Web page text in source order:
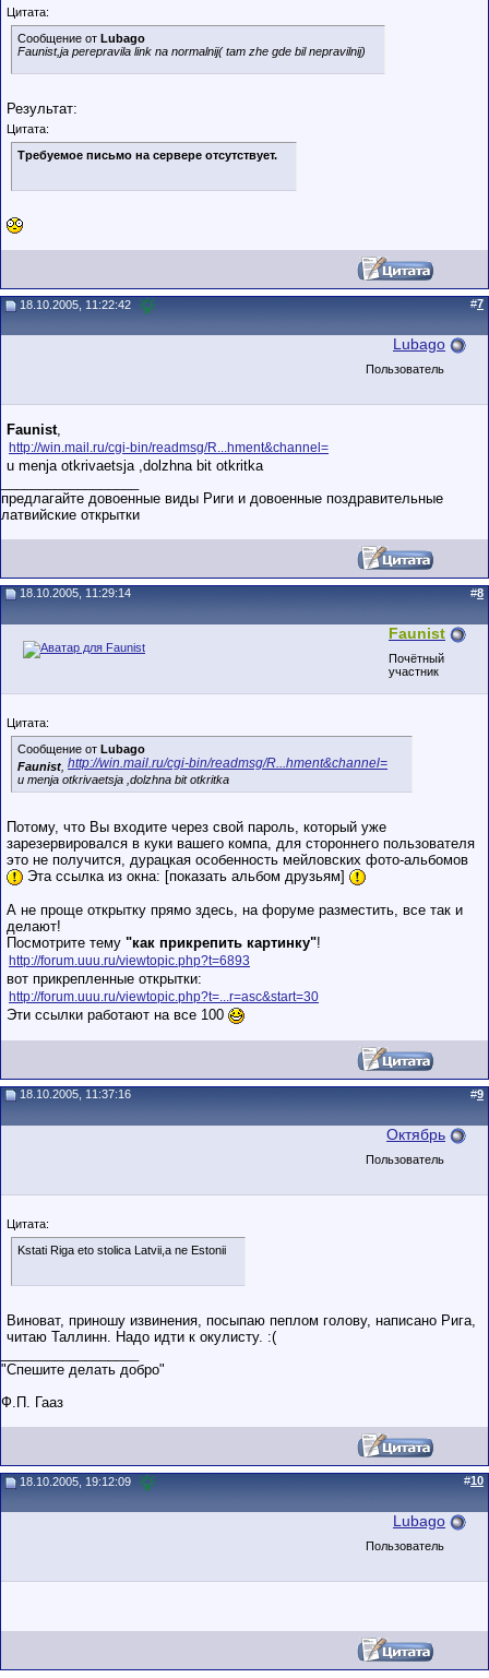
Цитата:
Сообщение от Lubago
Faunist,ja perepravila link na normalnij( tam zhe gde bil nepravilnij)
Результат:
Цитата:
Требуемое письмо на сервере отсутствует.
18.10.2005, 11:22:42 #7
Lubago
Пользователь
Faunist,
http://win.mail.ru/cgi-bin/readmsg/R...hment&channel=
u menja otkrivaetsja ,dolzhna bit otkritka
предлагайте довоенные виды Риги и довоенные поздравительные
латвийские открытки
18.10.2005, 11:29:14 #8
Faunist
Почётный
участник
Цитата:
Сообщение от Lubago
Faunist http://win.mail.ru/cgi-bin/readmsg/R...hment&channel=
u menja otkrivaetsja ,dolzhna bit otkritka
Потому, что Вы входите через свой пароль, который уже
зарезервировался в куки вашего компа, для стороннего пользователя
это не получится, дурацкая особенность мейловских фото-альбомов
Эта ссылка из окна: [показать альбом друзьям]
А не проще открытку прямо здесь, на форуме разместить, все так и
делают!
Посмотрите тему "как прикрепить картинку"!
http://forum.uuu.ru/viewtopic.php?t=6893
вот прикрепленные открытки:
http://forum.uuu.ru/viewtopic.php?t=...r=asc&start=30
Эти ссылки работают на все 100
18.10.2005, 11:37:16 #9
Октябрь
Пользователь
Цитата:
Kstati Riga eto stolica Latvii,a ne Estonii
Виноват, приношу извинения, посыпаю пеплом голову, написано Рига,
читаю Таллинн. Надо идти к окулисту. :(
"Спешите делать добро"
Ф.П. Гааз
18.10.2005, 19:12:09 #10
Lubago
Пользователь